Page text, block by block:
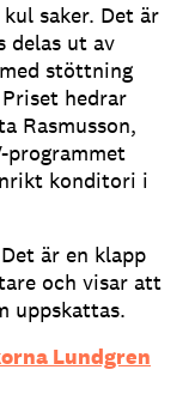
saker. Det är
delas ut av
stöttning
hedrar
Rasmusson,
programmet
konditori i
är en klapp
och visar att
uppskattas.
Lundgren